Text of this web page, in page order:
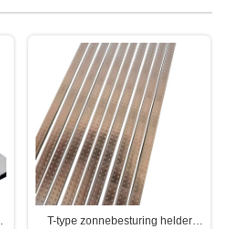
T-type zonnebesturing helder